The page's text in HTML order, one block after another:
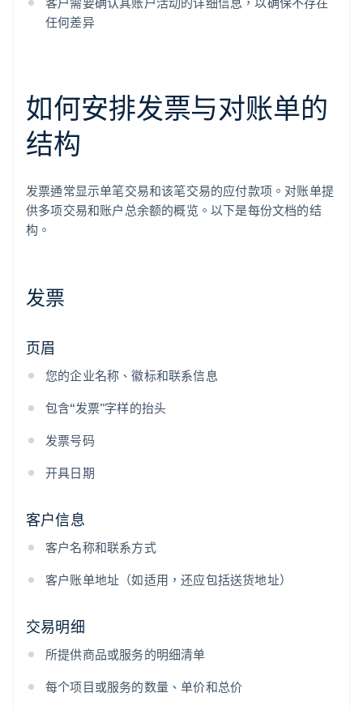
任何差异
如何安排发票与对账单的
结构
发票通常显示单笔交易和该笔交易的应付款项。对账单提
供多项交易和账户总余额的概览。以下是每份文档的结
构。
发票
页眉
您的企业名称、徽标和联系信息
包含“发票”字样的抬头
发票号码
开具日期
客户信息
客户名称和联系方式
客户账单地址（如适用，还应包括送货地址）
交易明细
所提供商品或服务的明细清单
每个项目或服务的数量、单价和总价